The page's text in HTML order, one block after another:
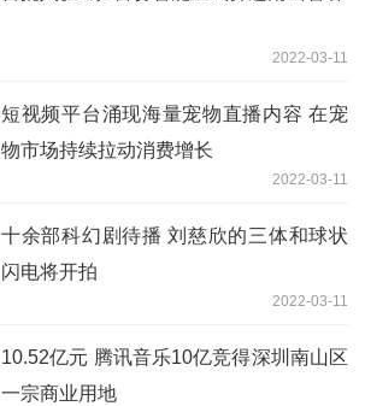
2022-03-11
短视频平台涌现海量宠物直播内容 在宠
物市场持续拉动消费增长
2022-03-11
十余部科幻剧待播 刘慈欣的三体和球状
闪电将开拍
2022-03-11
10.52亿元 腾讯音乐10亿竞得深圳南山区
一宗商业用地